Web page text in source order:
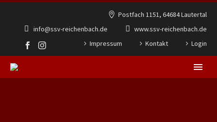
Postfach 1151, 64684 Lautertal
info@ssv-reichenbach.de
www.ssv-reichenbach.de
Impressum
Kontakt Login